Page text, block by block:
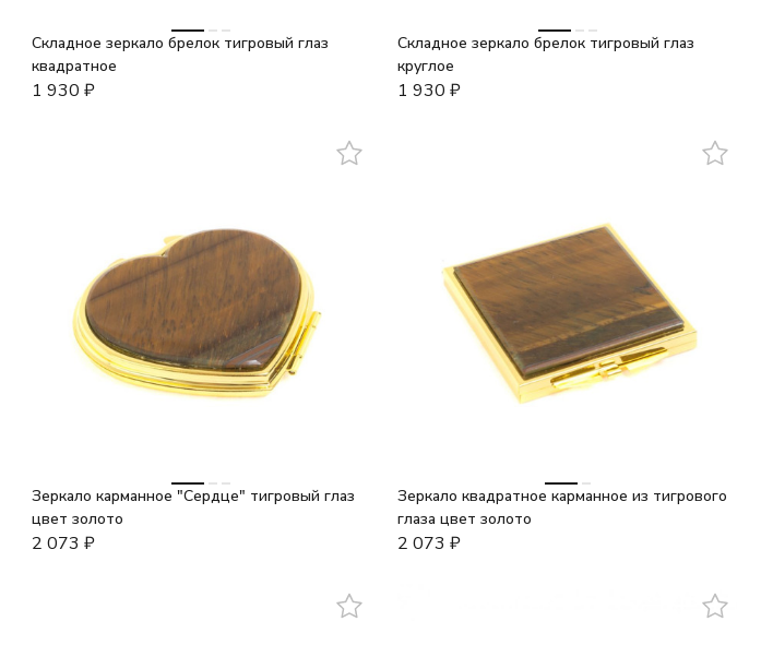
Складное зеркало брелок тигровый глаз
квадратное
1 930 ₽
Складное зеркало брелок тигровый глаз
круглое
1 930 ₽
Зеркало карманное "Сердце" тигровый глаз
цвет золото
2 073 ₽
Зеркало квадратное карманное из тигрового
глаза цвет золото
2 073 ₽